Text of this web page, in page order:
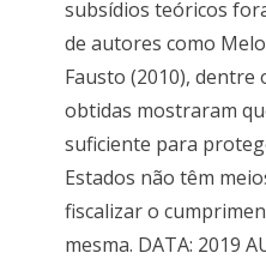
subsídios teóricos
de autores como
Fausto (2010),
obtidas mostraram
suficiente para
Estados não têm
fiscalizar o
mesma. DATA: 2019